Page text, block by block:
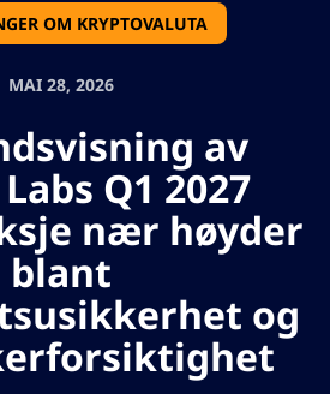
OM KRYPTOVALUTA
MAI 28, 2026
av
Q1 2027
nær høyder
blant
og